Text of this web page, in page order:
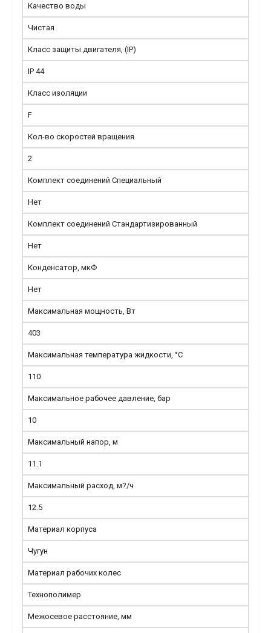
Качество воды
Чистая
Класс защиты двигателя, (IP)
IP 44
Класс изоляции
F
Кол-во скоростей вращения
2
Комплект соединений Специальный
Нет
Комплект соединений Стандартизированный
Нет
Конденсатор, мкФ
Нет
Максимальная мощность, Вт
403
Максимальная температура жидкости, °С
110
Максимальное рабочее давление, бар
10
Максимальный напор, м
11.1
Максимальный расход, м?/ч
12.5
Материал корпуса
Чугун
Материал рабочих колес
Технополимер
Межосевое расстояние, мм